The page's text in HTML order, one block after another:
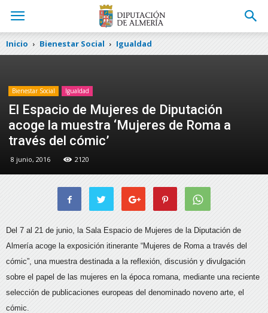
Inicio Bienestar Social Igualdad
Bienestar Social Igualdad
El Espacio de Mujeres de Diputación
acoge la muestra ‘Mujeres de Roma a
través del cómic’
8 junio, 2016 2120
Del 7 al 21 de junio, la Sala Espacio de Mujeres de la Diputación de
Almería acoge la exposición itinerante “Mujeres de Roma a través del
cómic”, una muestra destinada a la reflexión, discusión y divulgación
sobre el papel de las mujeres en la época romana, mediante una reciente
selección de publicaciones europeas del denominado noveno arte, el
cómic.